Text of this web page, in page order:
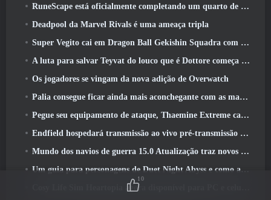
RuneScape está oficialmente completando um quarto de século
Deadpool da Marvel Rivals é uma ameaça tripla
Super Vegito cai em Dragon Ball Gekishin Squadra com a chegada da temporada 3
A luta para salvar Teyvat do louco que é Dottore começa hoje em Genshin Impact
Os jogadores se vingam da nova adição de Overwatch
Palia consegue ficar ainda mais aconchegante com as maravilhas do inverno: Atualização do Santuário Preso na Neve
Pegue seu equipamento de ataque, Thaemine Extreme cai na Arca Perdida amanhã
Endfield hospedará transmissão ao vivo pré-transmissão ao vivo esta semana
Mundo dos navios de guerra 15.0 Atualização traz novos navios de guerra europeus, Uma colaboração de comandante e muito mais
Um guia para personagens de Duet Night Abyss e como adquiri-los
Cosy Life Sim Heartopia agora disponível para PC e celular
10